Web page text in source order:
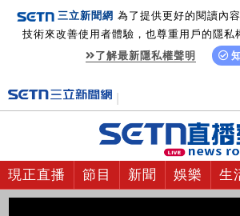
三立新聞網 為了提供更好的閱讀內
技術來改善使用者體驗，也尊重用戶的隱私
了解最新隱私權聲明
現正直播 節目 新聞 娛樂 生